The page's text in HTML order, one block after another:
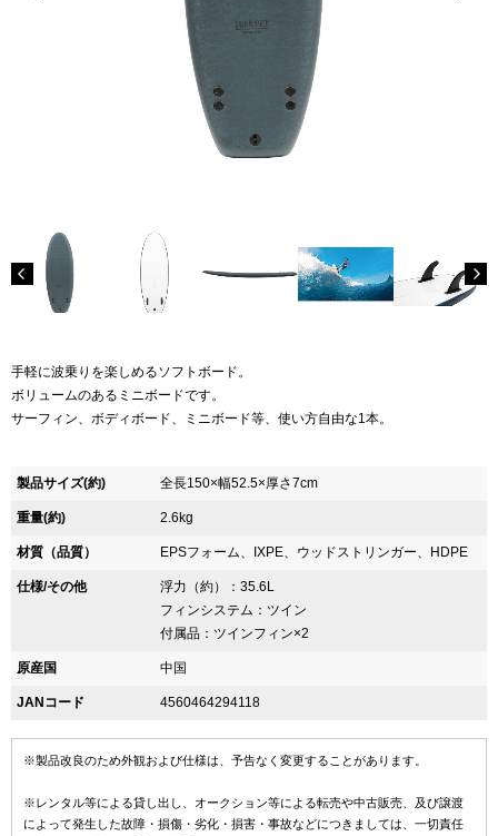
手軽に波乗りを楽しめるソフトボード。
ボリュームのあるミニボードです。
サーフィン、ボディボード、ミニボード等、使い方自由な1本。
製品サイズ(約) 全長150×幅52.5×厚さ7cm
重量(約) 2.6kg
材質（品質） EPSフォーム、IXPE、ウッドストリンガー、HDPE
仕様/その他
浮力（約）：35.6L
フィンシステム：ツイン
付属品：ツインフィン×2
原産国 中国
JANコード 4560464294118
※製品改良のため外観および仕様は、予告なく変更することがあります。
※レンタル等による貸し出し、オークション等による転売や中古販売、及び譲渡
によって発生した故障・損傷・劣化・損害・事故などにつきましては、一切責任